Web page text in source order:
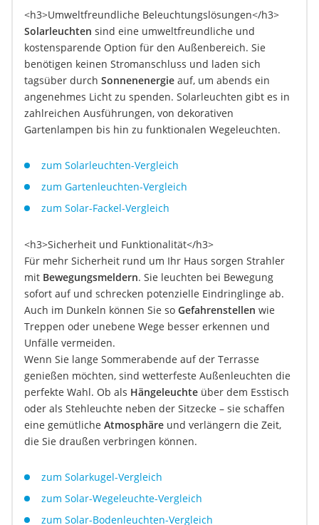
<h3>Umweltfreundliche Beleuchtungslösungen</h3>
Solarleuchten sind eine umweltfreundliche und
kostensparende Option für den Außenbereich. Sie
benötigen keinen Stromanschluss und laden sich
tagsüber durch Sonnenenergie auf, um abends ein
angenehmes Licht zu spenden. Solarleuchten gibt es in
zahlreichen Ausführungen, von dekorativen
Gartenlampen bis hin zu funktionalen Wegeleuchten.
zum Solarleuchten-Vergleich
zum Gartenleuchten-Vergleich
zum Solar-Fackel-Vergleich
<h3>Sicherheit und Funktionalität</h3>
Für mehr Sicherheit rund um Ihr Haus sorgen Strahler
mit Bewegungsmeldern. Sie leuchten bei Bewegung
sofort auf und schrecken potenzielle Eindringlinge ab.
Auch im Dunkeln können Sie so Gefahrenstellen wie
Treppen oder unebene Wege besser erkennen und
Unfälle vermeiden.
Wenn Sie lange Sommerabende auf der Terrasse
genießen möchten, sind wetterfeste Außenleuchten die
perfekte Wahl. Ob als Hängeleuchte über dem Esstisch
oder als Stehleuchte neben der Sitzecke – sie schaffen
eine gemütliche Atmosphäre und verlängern die Zeit,
die Sie draußen verbringen können.
zum Solarkugel-Vergleich
zum Solar-Wegeleuchte-Vergleich
zum Solar-Bodenleuchten-Vergleich